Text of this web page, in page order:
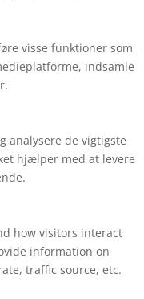
visse funktioner som
indsamle
analysere de vigtigste
hjælper med at levere
how visitors interact
information on
traffic source, etc.